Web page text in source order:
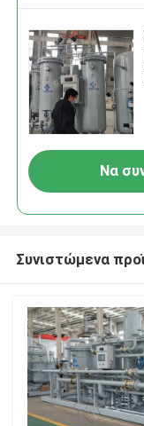
Να
Συνιστώμενα